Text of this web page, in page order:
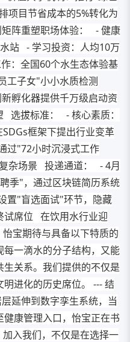
项目节省成本的5%转化为
阵重塑职场体验： - 健康
站 - 学习投资：人均10万
：全国60个水生态体验基
工子女"小小水质检测
孵化器提供千万级启动资
选拔标准： - 核心素质：
框架下提出行业变革
过"72小时沉浸式工作
杂场景 投递通道： - 4月
季"，通过区块链简历系统
置"盲选面试"环节，隐藏
试席位 在饮用水行业迎
宝期待与具备以下特质的
一滴水的分子结构，又能
关系。我们提供的不仅是
进化的历史席位。 --- 结
延伸到数字孪生系统，当
康管理入口，怡宝正在书
入我们，不仅是在选择一